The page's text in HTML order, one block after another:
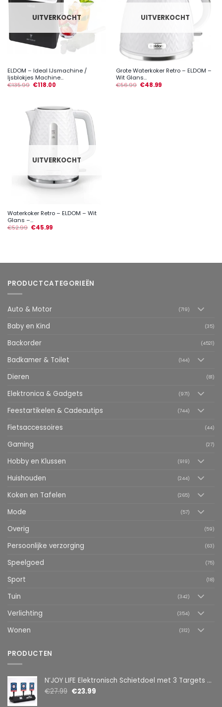
UITVERKOCHT
ELDOM – Ideal IJsmachine /
Ijsblokjes Machine...
€135.99 €118.00
UITVERKOCHT
Grote Waterkoker Retro – ELDOM –
Wit Glans...
€56.99 €48.99
UITVERKOCHT
Waterkoker Retro – ELDOM – Wit
Glans –...
€52.99 €45.99
PRODUCTCATEGORIEËN
Auto & Motor (719)
Baby en Kind (35)
Backorder (4521)
Badkamer & Toilet (144)
Dieren (81)
Elektronica & Gadgets (971)
Feestartikelen & Cadeautips (744)
Fietsaccessoires (44)
Gaming (27)
Hobby en Klussen (919)
Huishouden (244)
Koken en Tafelen (265)
Mode (57)
Overig (59)
Persoonlijke verzorging (63)
Speelgoed (75)
Sport (18)
Tuin (342)
Verlichting (354)
Wonen (312)
PRODUCTEN
N’JOY LIFE Elektronisch Schietdoel met 3 Targets – Automatische Reset – Digitaal Scorebord – voor Foam Darts
€27.99 €23.99